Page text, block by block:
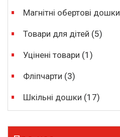
Магнітні обертові дошки
Товари для дітей (5)
Уцінені товари (1)
Фліпчарти (3)
Шкільні дошки (17)